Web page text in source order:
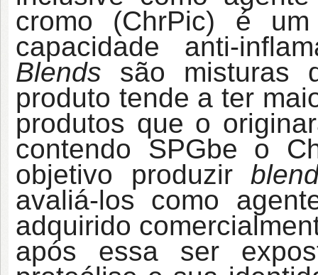
cromo (ChrPic) é um
capacidade anti-
Blends são misturas
produto tende a ter
produtos que o
contendo SPGbe o
objetivo produzir
avaliá-los como
adquirido
após essa ser